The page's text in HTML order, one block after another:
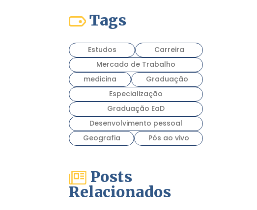
Tags
Estudos
Carreira
Mercado de Trabalho
medicina
Graduação
Especialização
Graduação EaD
Desenvolvimento pessoal
Geografia
Pós ao vivo
Posts
Relacionados